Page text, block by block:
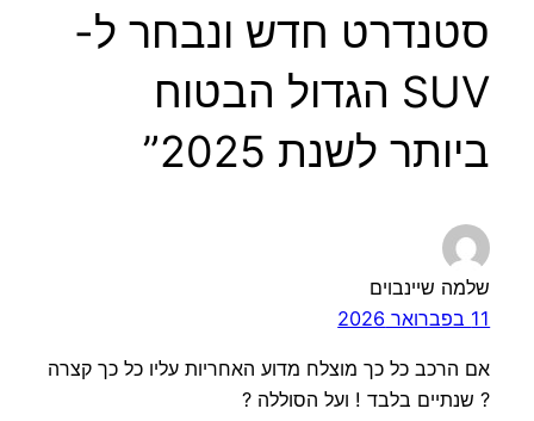
סטנדרט חדש ונבחר ל-
SUV הגדול הבטוח
ביותר לשנת 2025”
שלמה שיינבוים
11 בפברואר 2026
אם הרכב כל כך מוצלח מדוע האחריות עליו כל כך קצרה
? שנתיים בלבד ! ועל הסוללה ?